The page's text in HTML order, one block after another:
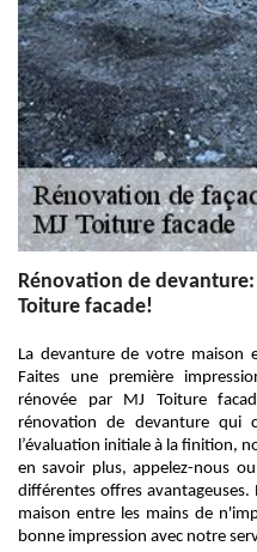
Rénovation de
Toiture facade!
La devanture de votre maison
Faites une première
rénovée par MJ Toiture
rénovation de devanture qui
l’évaluation initiale à la finition,
en savoir plus, appelez-nous
différentes offres
maison entre les mains de
bonne impression avec notre